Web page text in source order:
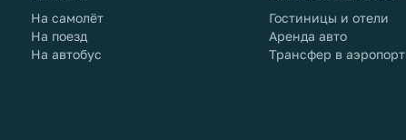
На самолёт
На поезд
На автобус
Гостиницы и отели
Аренда авто
Трансфер в аэропорт